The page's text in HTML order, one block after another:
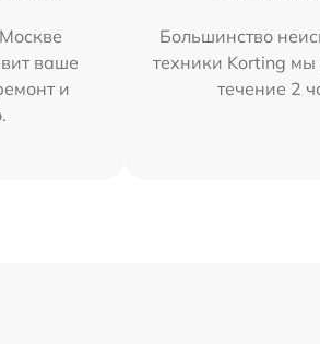
ваше
и
Большинство
техники Korting мы
течение 2